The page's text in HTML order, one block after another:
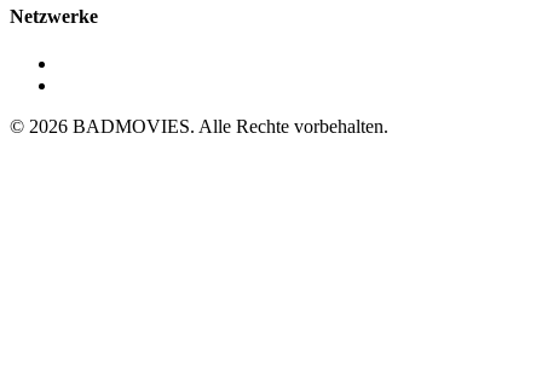
Netzwerke
© 2026 BADMOVIES. Alle Rechte vorbehalten.